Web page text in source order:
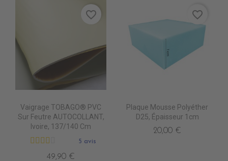
Vaigrage TOBAGO® PVC
Sur Feutre AUTOCOLLANT,
Ivoire, 137/140 Cm
5 avis
49,90 €
favorite_border
Plaque Mousse Polyéther
D25, Épaisseur 1cm
20,00 €
favorite_border